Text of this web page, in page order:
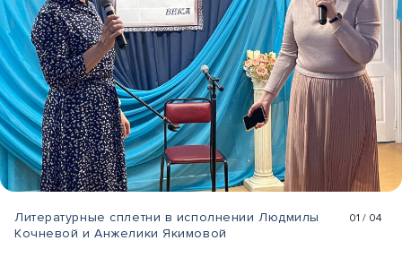
Литературные сплетни в исполнении Людмилы
Кочневой и Анжелики Якимовой
01 / 04